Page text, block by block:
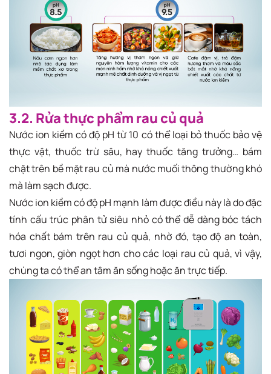
3.2. Rửa thực phẩm rau củ quả
Nước ion kiềm có độ pH từ 10 có thể loại bỏ thuốc bảo vệ
thực vật, thuốc trừ sâu, hay thuốc tăng trưởng… bám
chặt trên bề mặt rau củ mà nước muối thông thường khó
mà làm sạch được.
Nước ion kiềm có độ pH mạnh làm được điều này là do đặc
tính cấu trúc phân tử siêu nhỏ có thể dễ dàng bóc tách
hóa chất bám trên rau củ quả, nhờ đó, tạo độ an toàn,
tươi ngon, giòn ngọt hơn cho các loại rau củ quả, vì vậy,
chúng ta có thể an tâm ăn sống hoặc ăn trực tiếp.